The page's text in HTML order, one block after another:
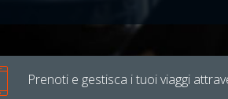
Prenoti e gestisca i tuoi viaggi